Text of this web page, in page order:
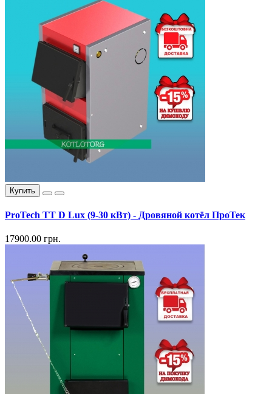
Купить
ProTech TT D Lux (9-30 кВт) - Дровяной котёл ПроТек
17900.00 грн.